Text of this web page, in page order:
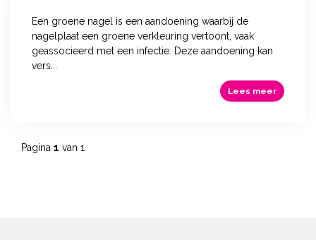
Een groene nagel is een aandoening waarbij de
nagelplaat een groene verkleuring vertoont, vaak
geassocieerd met een infectie. Deze aandoening kan
vers...
Lees meer
Pagina 1 van 1